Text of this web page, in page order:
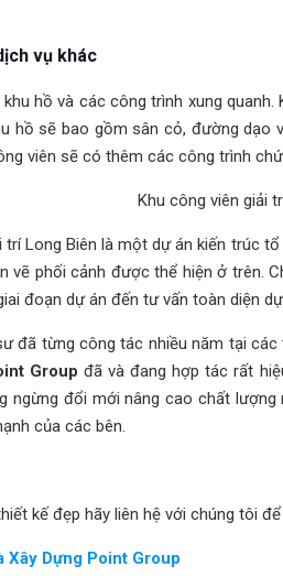
vụ khác
hồ và các công trình xung
hồ sẽ bao gồm sân cỏ, đường
viên sẽ có thêm các công trình
Long Biên là một dự án kiến trúc
vẽ phối cảnh được thể hiện ở trên.
đoạn dự án đến tư vấn toàn diện
đã từng công tác nhiều năm tại
Group đã và đang hợp tác rất
ngừng đổi mới nâng cao chất
của các bên.
kế đẹp hãy liên hệ với chúng tôi
Xây Dựng Point Group